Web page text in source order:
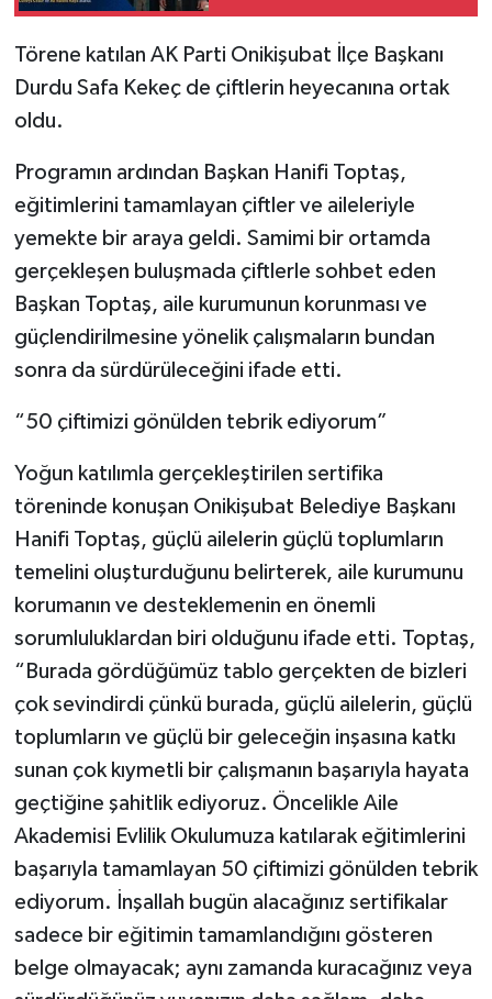
Törene katılan AK Parti Onikişubat İlçe Başkanı
Durdu Safa Kekeç de çiftlerin heyecanına ortak
oldu.
Programın ardından Başkan Hanifi Toptaş,
eğitimlerini tamamlayan çiftler ve aileleriyle
yemekte bir araya geldi. Samimi bir ortamda
gerçekleşen buluşmada çiftlerle sohbet eden
Başkan Toptaş, aile kurumunun korunması ve
güçlendirilmesine yönelik çalışmaların bundan
sonra da sürdürüleceğini ifade etti.
“50 çiftimizi gönülden tebrik ediyorum”
Yoğun katılımla gerçekleştirilen sertifika
töreninde konuşan Onikişubat Belediye Başkanı
Hanifi Toptaş, güçlü ailelerin güçlü toplumların
temelini oluşturduğunu belirterek, aile kurumunu
korumanın ve desteklemenin en önemli
sorumluluklardan biri olduğunu ifade etti. Toptaş,
“Burada gördüğümüz tablo gerçekten de bizleri
çok sevindirdi çünkü burada, güçlü ailelerin, güçlü
toplumların ve güçlü bir geleceğin inşasına katkı
sunan çok kıymetli bir çalışmanın başarıyla hayata
geçtiğine şahitlik ediyoruz. Öncelikle Aile
Akademisi Evlilik Okulumuza katılarak eğitimlerini
başarıyla tamamlayan 50 çiftimizi gönülden tebrik
ediyorum. İnşallah bugün alacağınız sertifikalar
sadece bir eğitimin tamamlandığını gösteren
belge olmayacak; aynı zamanda kuracağınız veya